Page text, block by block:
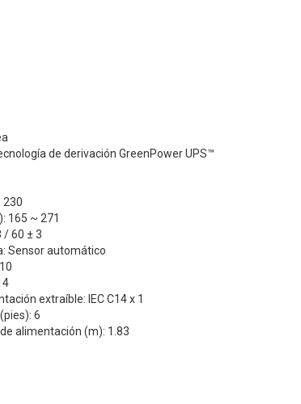
de derivación GreenPower UPS™
230
165 ~ 271
/ 60 ± 3
Sensor automático
extraíble: IEC C14 x 1
6
alimentación (m): 1.83